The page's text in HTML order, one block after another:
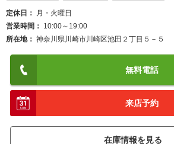
定休日
月・火曜日
営業時間
10:00～19:00
所在地
神奈川県川崎市川崎区池田２丁目５－５
無料電話
来店予約